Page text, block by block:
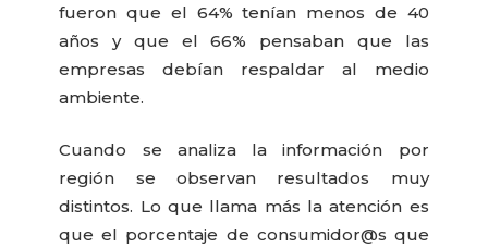
fueron que el 64% tenían menos de 40
años y que el 66% pensaban que las
empresas debían respaldar al medio
ambiente.
Cuando se analiza la información por
región se observan resultados muy
distintos. Lo que llama más la atención es
que el porcentaje de consumidor@s que